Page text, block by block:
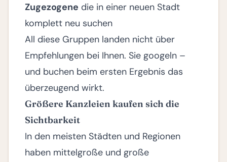
Zugezogene die in einer neuen Stadt
komplett neu suchen
All diese Gruppen landen nicht über
Empfehlungen bei Ihnen. Sie googeln –
und buchen beim ersten Ergebnis das
überzeugend wirkt.
Größere Kanzleien kaufen sich die
Sichtbarkeit
In den meisten Städten und Regionen
haben mittelgroße und große